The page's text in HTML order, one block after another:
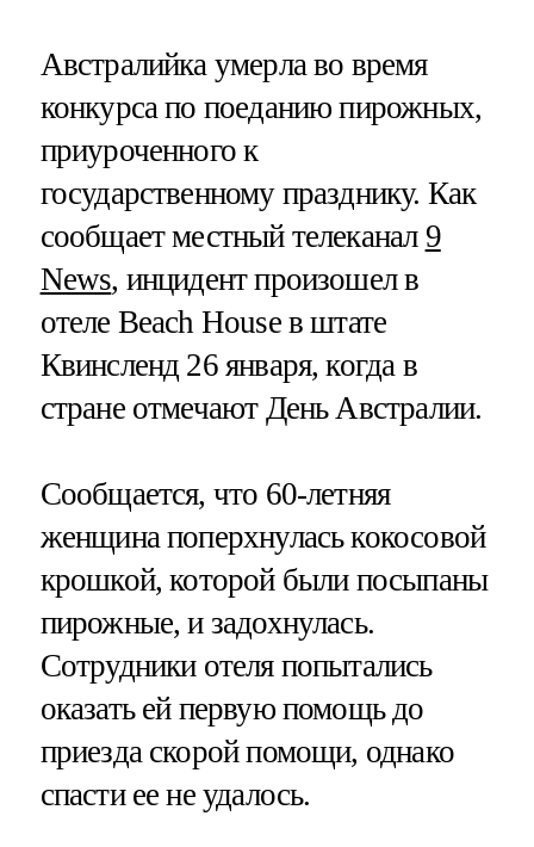
Австралийка умерла во время
конкурса по поеданию пирожных,
приуроченного к
государственному празднику. Как
сообщает местный телеканал 9
News, инцидент произошел в
отеле Beach House в штате
Квинсленд 26 января, когда в
стране отмечают День Австралии.
Сообщается, что 60-летняя
женщина поперхнулась кокосовой
крошкой, которой были посыпаны
пирожные, и задохнулась.
Сотрудники отеля попытались
оказать ей первую помощь до
приезда скорой помощи, однако
спасти ее не удалось.